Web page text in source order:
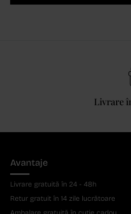
Livrare
Avantaje
Livrare gratuită în 24 - 48h
Retur gratuit în 14 zile lucrătoare